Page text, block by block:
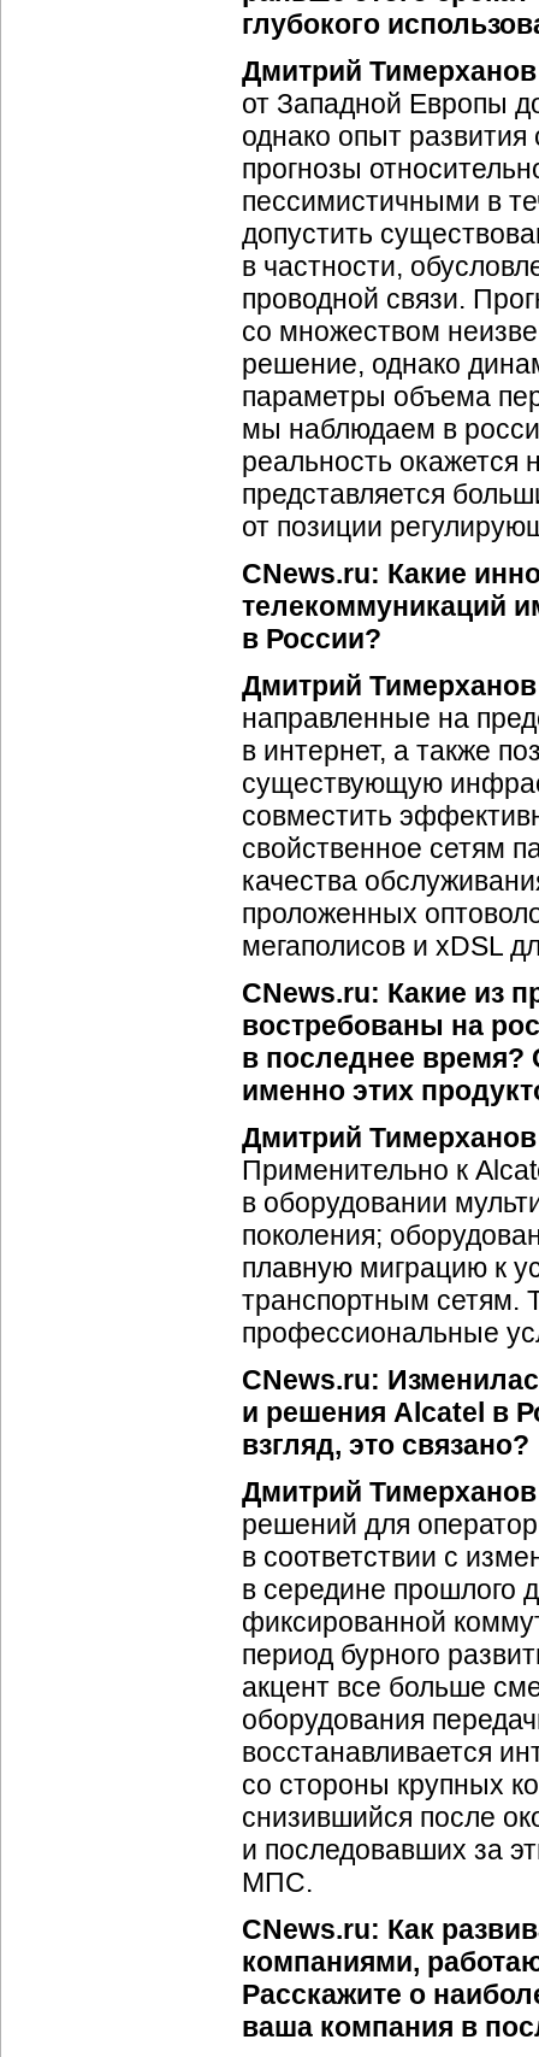
глубокого
Дмитрий Тимерханов
от Западной Европы
однако опыт
прогнозы
пессимистичными в
допустить
в частности,
проводной связи.
со множеством
решение, однако
параметры объема
мы наблюдаем в
реальность окажется
представляется
от позиции
CNews.ru: Какие
телекоммуникаций
в России?
Дмитрий Тимерханов
направленные на
в интернет, а также
существующую
совместить
свойственное сетям
качества
проложенных
мегаполисов и xDSL
CNews.ru: Какие из
востребованы на
в последнее время?
именно этих
Дмитрий Тимерханов
Применительно к
в оборудовании
поколения;
плавную миграцию к
транспортным сетям.
профессиональные
CNews.ru:
и решения Alcatel в
взгляд, это связано?
Дмитрий Тимерханов
решений для
в соответствии с
в середине прошлого
фиксированной
период бурного
акцент все больше
оборудования
восстанавливается
со стороны крупных
снизившийся после
и последовавших за
МПС.
CNews.ru: Как
компаниями,
Расскажите о
ваша компания в